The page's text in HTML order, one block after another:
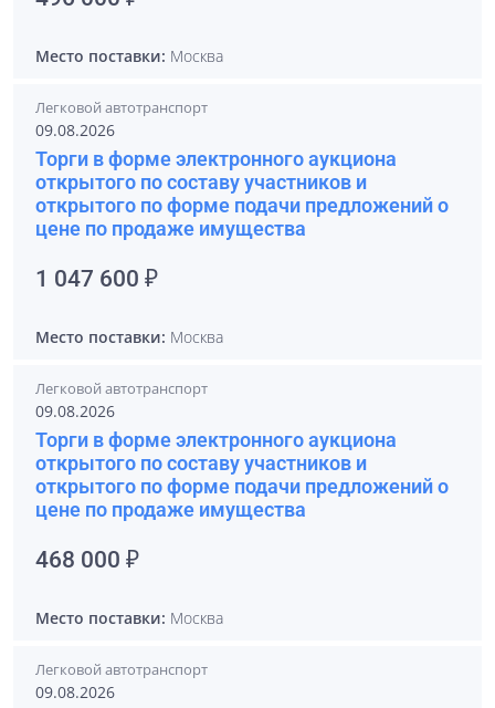
Место поставки: Москва
Легковой автотранспорт
09.08.2026
Торги в форме электронного аукциона
открытого по составу участников и
открытого по форме подачи предложений о
цене по продаже имущества
1 047 600 ₽
Место поставки: Москва
Легковой автотранспорт
09.08.2026
Торги в форме электронного аукциона
открытого по составу участников и
открытого по форме подачи предложений о
цене по продаже имущества
468 000 ₽
Место поставки: Москва
Легковой автотранспорт
09.08.2026